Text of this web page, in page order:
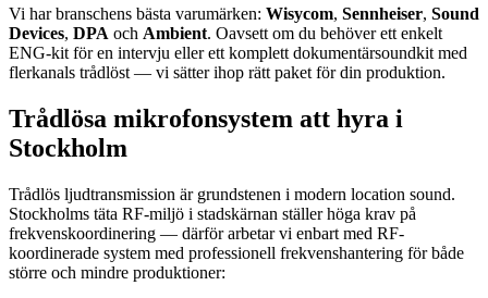
Vi har branschens bästa varumärken: Wisycom, Sennheiser, Sound
Devices, DPA och Ambient. Oavsett om du behöver ett enkelt
ENG-kit för en intervju eller ett komplett dokumentärsoundkit med
flerkanals trådlöst — vi sätter ihop rätt paket för din produktion.
Trådlösa mikrofonsystem att hyra i
Stockholm
Trådlös ljudtransmission är grundstenen i modern location sound.
Stockholms täta RF-miljö i stadskärnan ställer höga krav på
frekvenskoordinering — därför arbetar vi enbart med RF-
koordinerade system med professionell frekvenshantering för både
större och mindre produktioner: